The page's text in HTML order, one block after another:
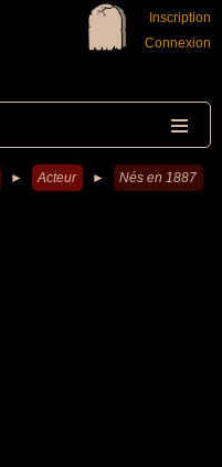
Inscription
Connexion
► Acteur ► Nés en 1887